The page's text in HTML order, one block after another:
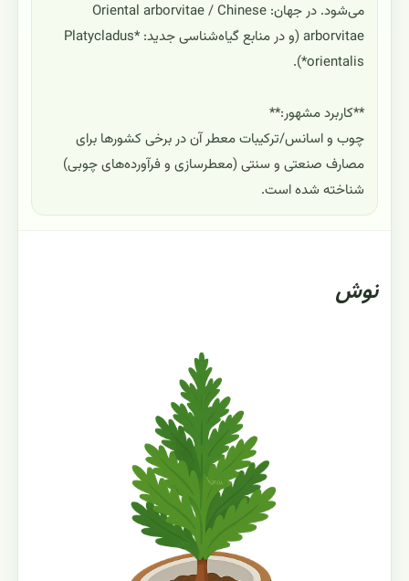
می‌شود. در جهان: Oriental arborvitae / Chinese
arborvitae (و در منابع گیاه‌شناسی جدید: *Platycladus
orientalis*).
**کاربرد مشهور:**
چوب و اسانس/ترکیبات معطر آن در برخی کشورها برای
مصارف صنعتی و سنتی (معطرسازی و فرآورده‌های چوبی)
شناخته شده است.
نوش